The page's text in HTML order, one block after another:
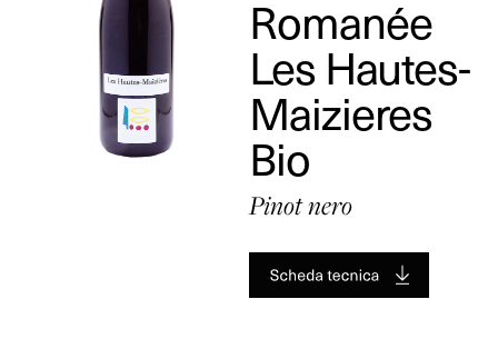
Romanée
Les Hautes-
Maizieres
Bio
Pinot nero